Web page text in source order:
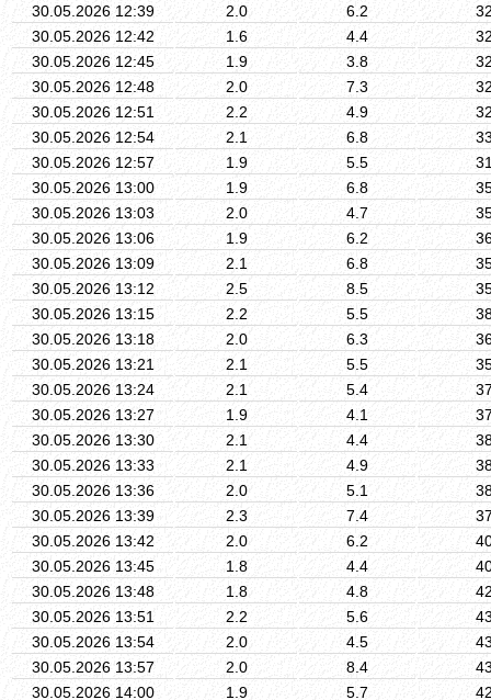
30.05.2026 12:39
2.0 6.2
30.05.2026 12:42
1.6 4.4
30.05.2026 12:45
1.9 3.8
30.05.2026 12:48
2.0 7.3
30.05.2026 12:51
2.2 4.9
30.05.2026 12:54
2.1 6.8
30.05.2026 12:57
1.9 5.5
30.05.2026 13:00
1.9 6.8
30.05.2026 13:03
2.0 4.7
30.05.2026 13:06
1.9 6.2
30.05.2026 13:09
2.1 6.8
30.05.2026 13:12
2.5 8.5
30.05.2026 13:15
2.2 5.5
30.05.2026 13:18
2.0 6.3
30.05.2026 13:21
2.1 5.5
30.05.2026 13:24
2.1 5.4
30.05.2026 13:27
1.9 4.1
30.05.2026 13:30
2.1 4.4
30.05.2026 13:33
2.1 4.9
30.05.2026 13:36
2.0 5.1
30.05.2026 13:39
2.3 7.4
30.05.2026 13:42
2.0 6.2
30.05.2026 13:45
1.8 4.4
30.05.2026 13:48
1.8 4.8
30.05.2026 13:51
2.2 5.6
30.05.2026 13:54
2.0 4.5
30.05.2026 13:57
2.0 8.4
30.05.2026 14:00
1.9 5.7